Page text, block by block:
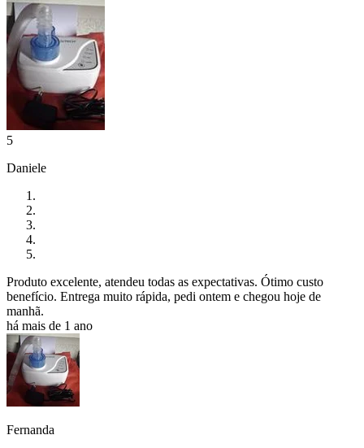
5
Daniele
Produto excelente, atendeu todas as expectativas. Ótimo custo
benefício. Entrega muito rápida, pedi ontem e chegou hoje de
manhã.
há mais de 1 ano
Fernanda